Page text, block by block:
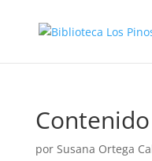
por Susana Ortega